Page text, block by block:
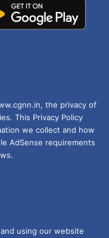
the privacy of
This Privacy Policy
we collect and how
AdSense requirements
using our website